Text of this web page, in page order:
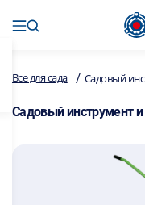
Все для сада / Садовый
Садовый инструмент и